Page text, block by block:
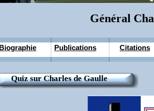
Général
Quiz sur Charles de Gaulle
Biographie Publications Citations